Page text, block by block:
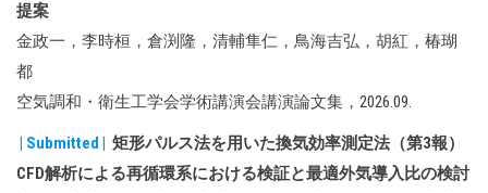
提案
金政一，李時桓，倉渕隆，清輔隼仁，鳥海吉弘，胡紅，椿瑚
都
空気調和・衛生工学会学術講演会講演論文集，2026.09.
| Submitted | 矩形パルス法を用いた換気効率測定法（第3報）
CFD解析による再循環系における検証と最適外気導入比の検討